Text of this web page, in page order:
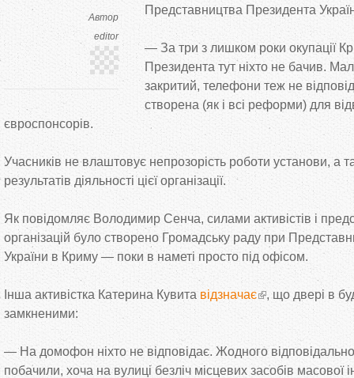
Автор
editor
Представництва Президента
— За три з лишком роки окупації
Президента тут ніхто не бачив.
закритий, телефони теж не
створена (як і всі реформи) для
євроспонсорів.
Учасників не влаштовує непрозорість роботи установи, а
результатів діяльності цієї організації.
Як повідомляє Володимир Сенча, силами активістів і
організацій було створено Громадську раду при
України в Криму — поки в наметі просто під офісом.
Інша активістка Катерина Кувита відзначає
, що двері в
замкненими:
— На домофон ніхто не відповідає. Жодного
побачили, хоча на вулиці безліч місцевих засобів масової